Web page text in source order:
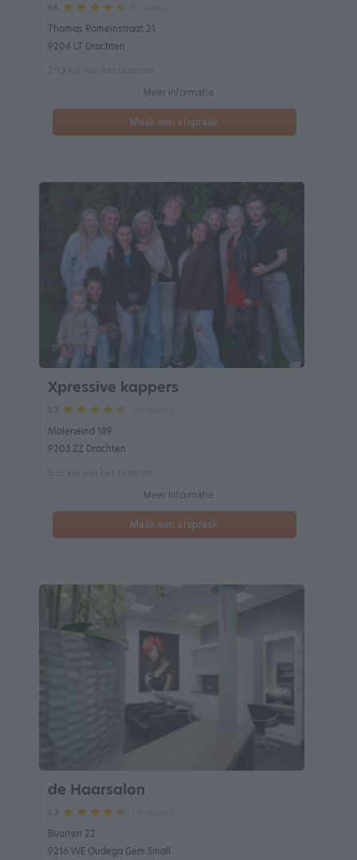
9.6
Thomas Romeinstraat 21
9204 LT Drachten
Meer informatie
Maak een afspraak
Xpressive kappers
9.3
Moleneind 189
9203 ZZ Drachten
Meer informatie
Maak een afspraak
de Haarsalon
9.3
Buorren 22
9216 WE Oudega Gem Small